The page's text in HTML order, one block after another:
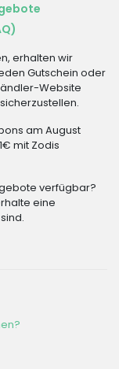
erhalten wir
Gutschein oder
Website
am August
mit Zodis
verfügbar?
eine